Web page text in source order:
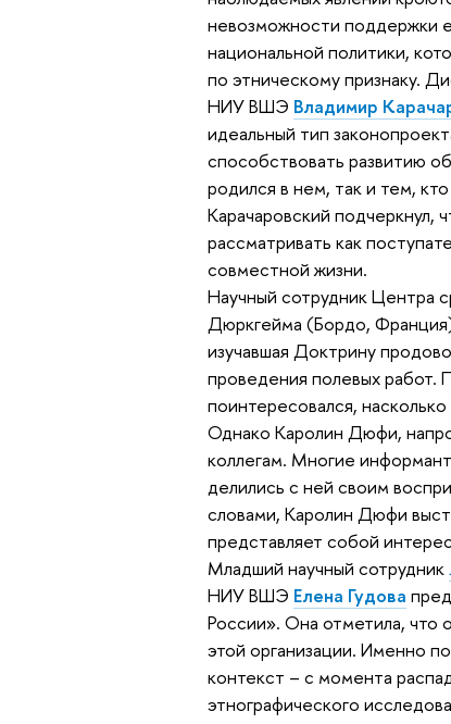
невозможности поддержки
национальной политики,
по этническому признаку.
НИУ ВШЭ Владимир
идеальный тип
способствовать развитию
родился в нем, так и тем,
Карачаровский подчеркнул,
рассматривать как
совместной жизни.
Научный сотрудник Центра
Дюркгейма (Бордо,
изучавшая Доктрину
проведения полевых
поинтересовался,
Однако Каролин Дюфи,
коллегам. Многие
делились с ней своим
словами, Каролин Дюфи
представляет собой
Младший научный сотрудник
НИУ ВШЭ Елена Гудова
России». Она отметила, что
этой организации. Именно
контекст – с момента
этнографического